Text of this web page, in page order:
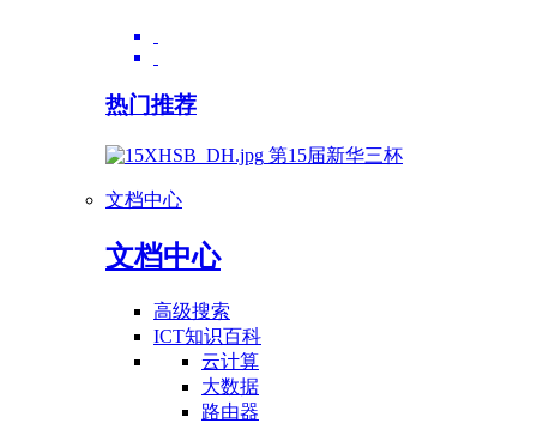
热门推荐
第15届新华三杯
文档中心
文档中心
高级搜索
ICT知识百科
云计算
大数据
路由器